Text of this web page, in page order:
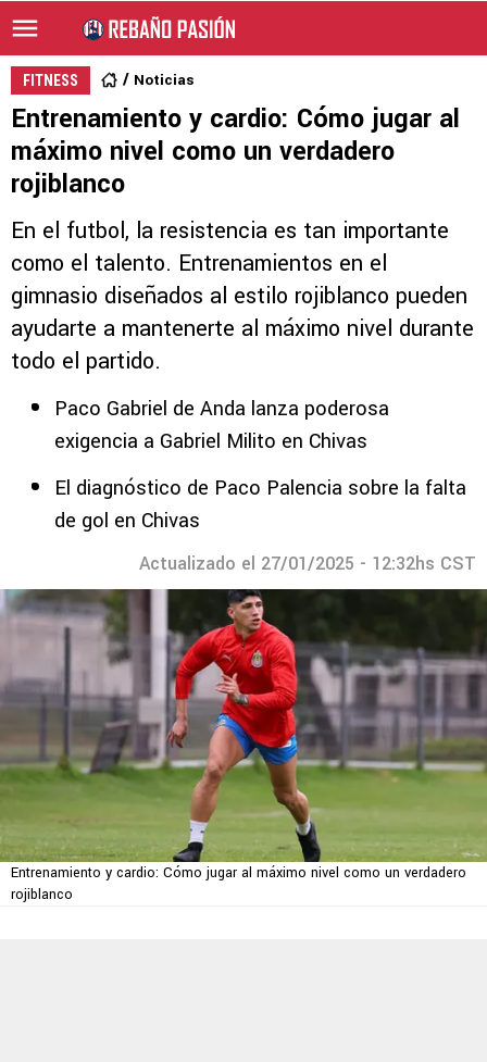
FITNESS Noticias
Entrenamiento y cardio: Cómo jugar al
máximo nivel como un verdadero
rojiblanco
En el futbol, la resistencia es tan importante
como el talento. Entrenamientos en el
gimnasio diseñados al estilo rojiblanco pueden
ayudarte a mantenerte al máximo nivel durante
todo el partido.
Paco Gabriel de Anda lanza poderosa
exigencia a Gabriel Milito en Chivas
El diagnóstico de Paco Palencia sobre la falta
de gol en Chivas
Actualizado el 27/01/2025 - 12:32hs CST
Entrenamiento y cardio: Cómo jugar al máximo nivel como un verdadero
rojiblanco